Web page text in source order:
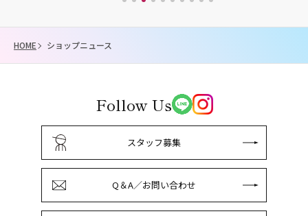
HOME ショップニュース
Follow Us
スタッフ募集
Q＆A／お問い合わせ